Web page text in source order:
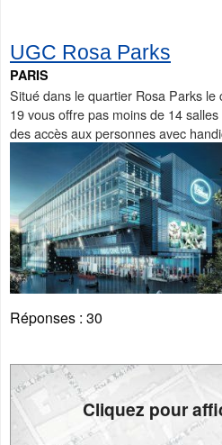
UGC Rosa Parks
PARIS
Situé dans le quartier Rosa Parks le
19 vous offre pas moins de 14
des accès aux personnes avec
Réponses : 30
Cliquez pour